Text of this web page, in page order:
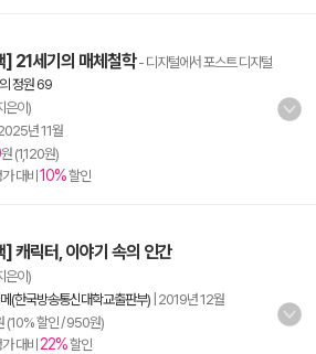
] 21세기의 매체철학- 디지털에서 포스트 디지털
정원 69
은이)
년 11월
원 (1,120원)
대비 10%할인
] 캐릭터, 이야기 속의 인간
은이)
(한국방송통신대학교출판부) 2019년 12월
(10% 할인 / 950원)
대비 22%할인